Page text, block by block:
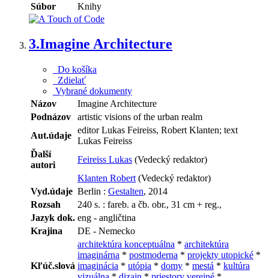
Súbor
Knihy
3.Imagine Architecture
Do košíka
Zdielať
Vybrané dokumenty
Názov
Imagine Architecture
Podnázov
artistic visions of the urban realm
Aut.údaje
editor Lukas Feireiss, Robert Klanten; text
Lukas Feireiss
Ďalší
autori
Feireiss Lukas (Vedecký redaktor)
Klanten Robert (Vedecký redaktor)
Vyd.údaje Berlin : Gestalten, 2014
Rozsah
240 s. : fareb. a čb. obr., 31 cm + reg.,
Jazyk dok. eng - angličtina
Krajina
DE - Nemecko
Kľúč.slová
architektúra konceptuálna * architektúra
imaginárna * postmoderna * projekty utopické *
imaginácia * utópia * domy * mestá * kultúra